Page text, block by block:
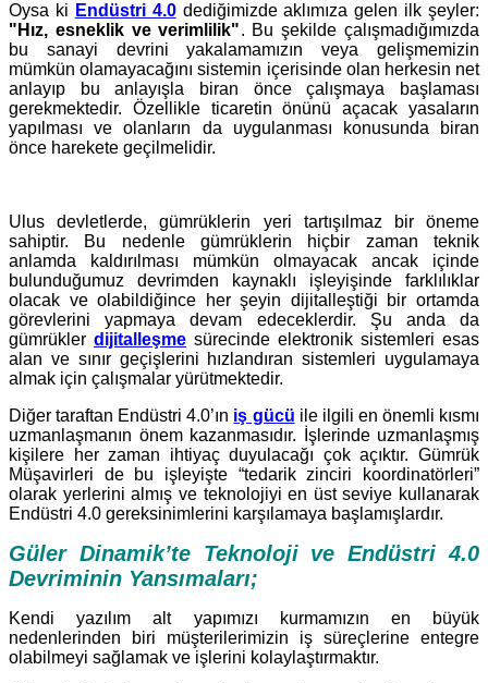
Oysa ki Endüstri 4.0 dediğimizde aklımıza gelen ilk şeyler:
"Hız, esneklik ve verimlilik". Bu şekilde çalışmadığımızda
bu sanayi devrini yakalamamızın veya gelişmemizin
mümkün olamayacağını sistemin içerisinde olan herkesin net
anlayıp bu anlayışla biran önce çalışmaya başlaması
gerekmektedir. Özellikle ticaretin önünü açacak yasaların
yapılması ve olanların da uygulanması konusunda biran
önce harekete geçilmelidir.
Ulus devletlerde, gümrüklerin yeri tartışılmaz bir öneme
sahiptir. Bu nedenle gümrüklerin hiçbir zaman teknik
anlamda kaldırılması mümkün olmayacak ancak içinde
bulunduğumuz devrimden kaynaklı işleyişinde farklılıklar
olacak ve olabildiğince her şeyin dijitalleştiği bir ortamda
görevlerini yapmaya devam edeceklerdir. Şu anda da
gümrükler dijitalleşme sürecinde elektronik sistemleri esas
alan ve sınır geçişlerini hızlandıran sistemleri uygulamaya
almak için çalışmalar yürütmektedir.
Diğer taraftan Endüstri 4.0’ın iş gücü ile ilgili en önemli kısmı
uzmanlaşmanın önem kazanmasıdır. İşlerinde uzmanlaşmış
kişilere her zaman ihtiyaç duyulacağı çok açıktır. Gümrük
Müşavirleri de bu işleyişte “tedarik zinciri koordinatörleri”
olarak yerlerini almış ve teknolojiyi en üst seviye kullanarak
Endüstri 4.0 gereksinimlerini karşılamaya başlamışlardır.
Güler Dinamik’te Teknoloji ve Endüstri 4.0
Devriminin Yansımaları;
Kendi yazılım alt yapımızı kurmamızın en büyük
nedenlerinden biri müşterilerimizin iş süreçlerine entegre
olabilmeyi sağlamak ve işlerini kolaylaştırmaktır.